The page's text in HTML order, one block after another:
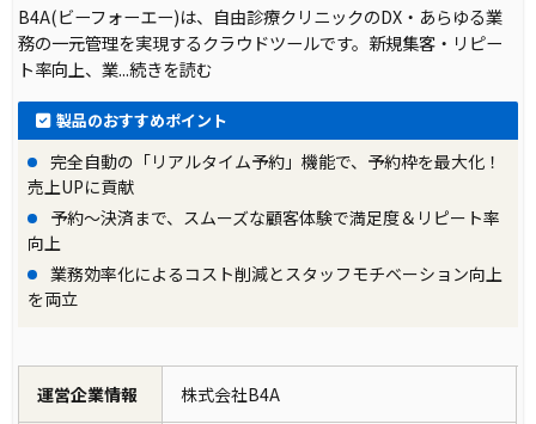
B4A(ビーフォーエー)は、自由診療クリニックのDX・あらゆる業
務の一元管理を実現するクラウドツールです。新規集客・リピー
ト率向上、業...続きを読む
製品のおすすめポイント
完全自動の「リアルタイム予約」機能で、予約枠を最大化！
売上UPに貢献
予約～決済まで、スムーズな顧客体験で満足度＆リピート率
向上
業務効率化によるコスト削減とスタッフモチベーション向上
を両立
運営企業情報 株式会社B4A